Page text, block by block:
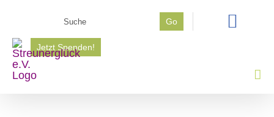
springen
Go
Jetzt Spenden!